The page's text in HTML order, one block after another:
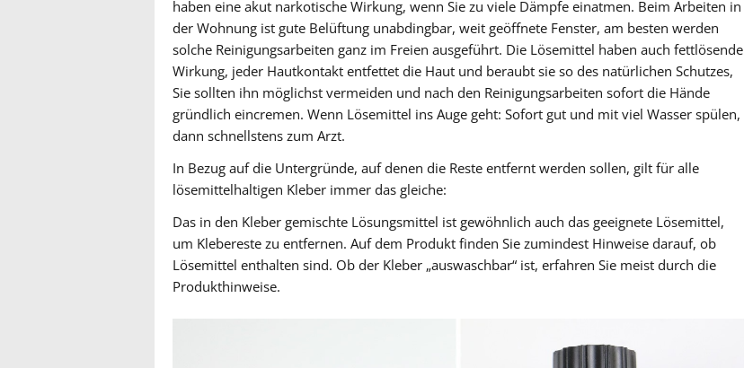
haben eine akut narkotische Wirkung, wenn Sie zu viele Dämpfe einatmen. Beim Arbeiten in
der Wohnung ist gute Belüftung unabdingbar, weit geöffnete Fenster, am besten werden
solche Reinigungsarbeiten ganz im Freien ausgeführt. Die Lösemittel haben auch fettlösende
Wirkung, jeder Hautkontakt entfettet die Haut und beraubt sie so des natürlichen Schutzes,
Sie sollten ihn möglichst vermeiden und nach den Reinigungsarbeiten sofort die Hände
gründlich eincremen. Wenn Lösemittel ins Auge geht: Sofort gut und mit viel Wasser spülen,
dann schnellstens zum Arzt.
In Bezug auf die Untergründe, auf denen die Reste entfernt werden sollen, gilt für alle
lösemittelhaltigen Kleber immer das gleiche:
Das in den Kleber gemischte Lösungsmittel ist gewöhnlich auch das geeignete Lösemittel,
um Klebereste zu entfernen. Auf dem Produkt finden Sie zumindest Hinweise darauf, ob
Lösemittel enthalten sind. Ob der Kleber „auswaschbar“ ist, erfahren Sie meist durch die
Produkthinweise.